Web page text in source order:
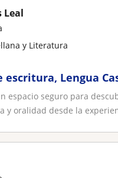
Leal
y Literatura
escritura, Lengua
espacio seguro para
y oralidad desde la